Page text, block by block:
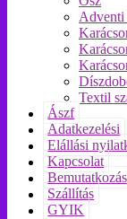
Adventi
Textil
Ászf
Adatkezelési
Elállási
Kapcsolat
Bemutatkozás
Szállítás
GYIK